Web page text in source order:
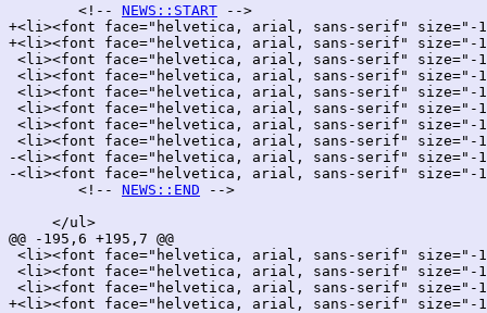
<!-- NEWS::START -->
+<li><font face="helvetica, arial, sans-serif" size="-
+<li><font face="helvetica, arial, sans-serif" size="-
<li><font face="helvetica, arial, sans-serif" size="-
<li><font face="helvetica, arial, sans-serif" size="-
<li><font face="helvetica, arial, sans-serif" size="-
<li><font face="helvetica, arial, sans-serif" size="-
<li><font face="helvetica, arial, sans-serif" size="-
<li><font face="helvetica, arial, sans-serif" size="-
-<li><font face="helvetica, arial, sans-serif" size="-
-<li><font face="helvetica, arial, sans-serif" size="-
<!-- NEWS::END -->
     </ul>
@@ -195,6 +195,7 @@
<li><font face="helvetica, arial, sans-serif" size="-
<li><font face="helvetica, arial, sans-serif" size="-
<li><font face="helvetica, arial, sans-serif" size="-
+<li><font face="helvetica, arial, sans-serif" size="-